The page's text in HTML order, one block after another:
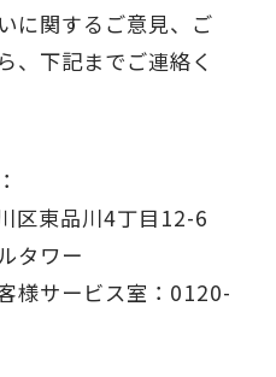
に関するご意見、ご
、下記までご連絡く
区東品川4丁目12-6
タワー
様サービス室：0120-